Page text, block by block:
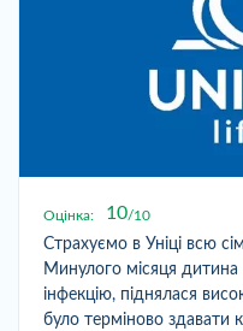
Оцінка: 10 10
Страхуємо в Уніці всю
Минулого місяця дитина
інфекцію, піднялася
було терміново здавати